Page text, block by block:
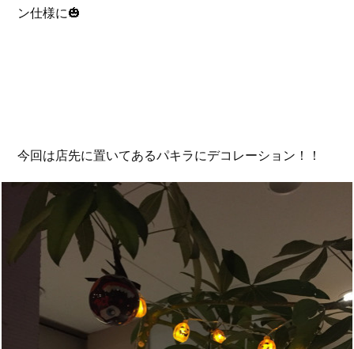
ン仕様に🎃
今回は店先に置いてあるパキラにデコレーション！！